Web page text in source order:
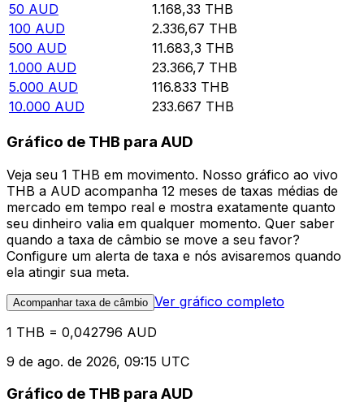
50 AUD 1.168,33 THB
100 AUD 2.336,67 THB
500 AUD 11.683,3 THB
1.000 AUD 23.366,7 THB
5.000 AUD 116.833 THB
10.000 AUD 233.667 THB
Gráfico de THB para AUD
Veja seu 1 THB em movimento. Nosso gráfico ao vivo
THB a AUD acompanha 12 meses de taxas médias de
mercado em tempo real e mostra exatamente quanto
seu dinheiro valia em qualquer momento. Quer saber
quando a taxa de câmbio se move a seu favor?
Configure um alerta de taxa e nós avisaremos quando
ela atingir sua meta.
Acompanhar taxa de câmbio Ver gráfico completo
1 THB = 0,042796 AUD
9 de ago. de 2026, 09:15 UTC
Gráfico de THB para AUD